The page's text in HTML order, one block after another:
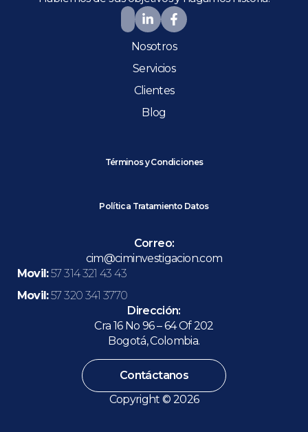
Nosotros
Servicios
Clientes
Blog
Términos y Condiciones
Política Tratamiento Datos
Correo:
cim@ciminvestigacion.com
Movil:57 314 321 43 43
Movil:57 320 341 3770
Dirección:
Cra 16 No 96 – 64 Of 202
Bogotá, Colombia.
Contáctanos
Copyright © 2026